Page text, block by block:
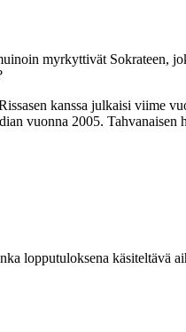
myrkyttivät Sokrateen,
kanssa julkaisi viime
vuonna 2005. Tahvanaisen
lopputuloksena käsiteltävä